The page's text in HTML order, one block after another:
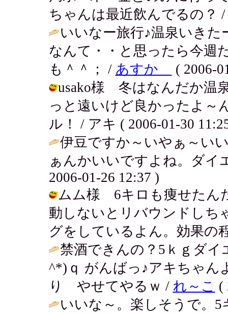
ちゃんは最近飲んでるの？ /
いいなー旅行♪温泉いき
なんて・・と思ったら今週
も＾＾； / あすか
( 2006-
usako様 冬はなんだか温
っと遠いけど良かったよ～
ル！ / アキ ( 2006-01-30
伊豆ですか～いやぁ～い
ぁんかいいですよね。ダイ
2006-01-26 12:37 )
ムム様 6キロも痩せたん
動しないとリバウンドしち
グをしているよん。効果の
禁酒できんの？5ｋｇダ
^*)ｑ がんばっ♪アキちゃ
り やせてやるｗ / れ～こ (
いいな～。楽しそうで。